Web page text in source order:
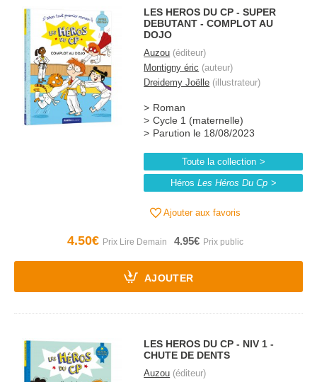
LES HEROS DU CP - SUPER
DEBUTANT - COMPLOT AU
DOJO
Auzou (éditeur)
Montigny éric (auteur)
Dreidemy Joëlle (illustrateur)
Roman
Cycle 1 (maternelle)
Parution le 18/08/2023
Toute la collection
Héros Les Héros Du Cp
Ajouter aux favoris
4.50€ 4.95€
AJOUTER
LES HEROS DU CP - NIV 1 -
CHUTE DE DENTS
Auzou (éditeur)